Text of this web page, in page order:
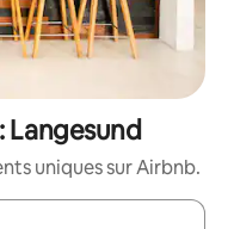
Langesund
uniques sur Airbnb.